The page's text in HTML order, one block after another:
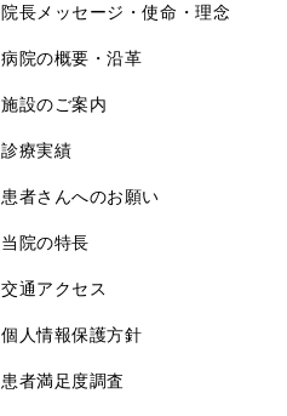
院長メッセージ・使命・理念
病院の概要・沿革
施設のご案内
診療実績
患者さんへのお願い
当院の特長
交通アクセス
個人情報保護方針
患者満足度調査